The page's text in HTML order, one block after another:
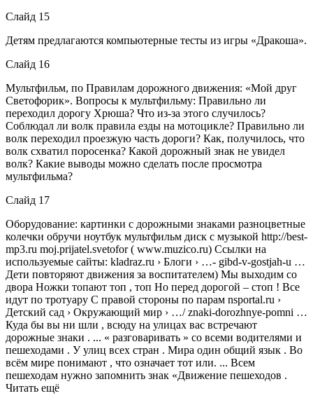
Слайд 15
Детям предлагаются компьютерные тесты из игры «Дракоша».
Слайд 16
Мультфильм, по Правилам дорожного движения: «Мой друг
Светофорик». Вопросы к мультфильму: Правильно ли
переходил дорогу Хрюша? Что из-за этого случилось?
Соблюдал ли волк правила езды на мотоцикле? Правильно ли
волк переходил проезжую часть дороги? Как, получилось, что
волк схватил поросенка? Какой дорожный знак не увидел
волк? Какие выводы можно сделать после просмотра
мультфильма?
Слайд 17
Оборудование: картинки с дорожными знаками разноцветные
колечки обручи ноутбук мультфильм диск с музыкой http://best-
mp3.ru moj.prijatel.svetofor ( www.muzico.ru) Ссылки на
используемые сайты: kladraz.ru › Блоги › …- gibd-v-gostjah-u …
Дети повторяют движения за воспитателем) Мы выходим со
двора Ножки топают топ , топ Но перед дорогой – стоп ! Все
идут по тротуару С правой стороны по парам nsportal.ru ›
Детский сад › Окружающий мир › …/ znaki-dorozhnye-pomni …
Куда бы вы ни шли , всюду на улицах вас встречают
дорожные знаки . ... « разговаривать » со всеми водителями и
пешеходами . У улиц всех стран . Мира один общий язык . Во
всём мире понимают , что означает тот или. ... Всем
пешеходам нужно запомнить знак «Движение пешеходов .
Читать ещё